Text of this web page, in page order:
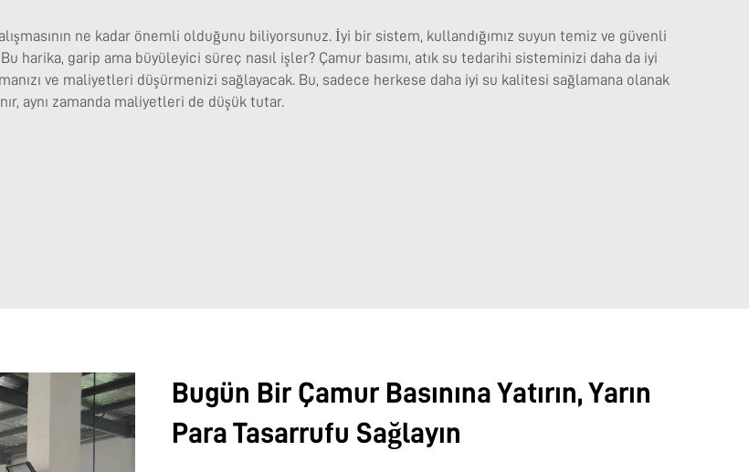
ne kadar önemli olduğunu biliyorsunuz. İyi bir sistem, kullandığımız suyun temiz ve güvenli
harika, garip ama büyüleyici süreç nasıl işler? Çamur basımı, atık su tedarihi sisteminizi daha da iyi
ve maliyetleri düşürmenizi sağlayacak. Bu, sadece herkese daha iyi su kalitesi sağlamana olanak
aynı zamanda maliyetleri de düşük tutar.
Bugün Bir Çamur Basınına Yatırın, Yarın
Para Tasarrufu Sağlayın